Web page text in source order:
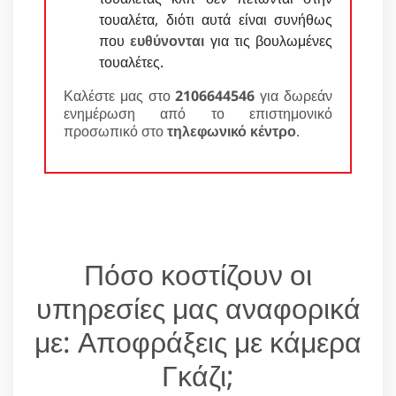
τουαλέτα, διότι αυτά είναι συνήθως
πουευθύνονται για τις βουλωμένες
τουαλέτες.
Καλέστε μας στο2106644546 για δωρεάν
ενημέρωση από το επιστημονικό
προσωπικό στοτηλεφωνικό κέντρο.
Πόσο κοστίζουν οι
υπηρεσίες μας αναφορικά
με: Αποφράξεις με κάμερα
Γκάζι;